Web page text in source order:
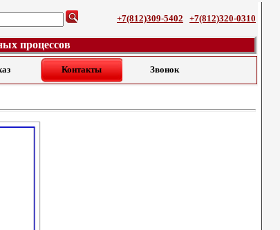
+7(812)309-5402 +7(812)320-0310
процессов
Контакты Звонок